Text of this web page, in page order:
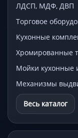
ЛДСП, МДФ, ДВП
Торговое
Кухонные
Хромированные
Мойки кухонные
Механизмы
Весь каталог